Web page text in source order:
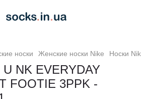
носки Женские носки Nike Носки Nike
U NK EVERYDAY
FOOTIE 3PPK -